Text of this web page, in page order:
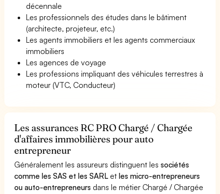
décennale
Les professionnels des études dans le bâtiment
(architecte, projeteur, etc.)
Les agents immobiliers et les agents commerciaux
immobiliers
Les agences de voyage
Les professions impliquant des véhicules terrestres à
moteur (VTC, Conducteur)
Les assurances RC PRO Chargé / Chargée
d'affaires immobilières pour auto
entrepreneur
Généralement les assureurs distinguent lessociétés
comme les SAS et les SARL etles micro-entrepreneurs
ou auto-entrepreneurs dans le métier Chargé / Chargée